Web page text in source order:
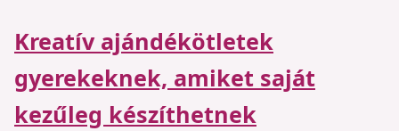
Kreatív ajándékötletek
gyerekeknek, amiket saját
kezűleg készíthetnek